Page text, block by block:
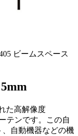
ビームスペース
た高解像度
テンです。この自
自動機器などの機